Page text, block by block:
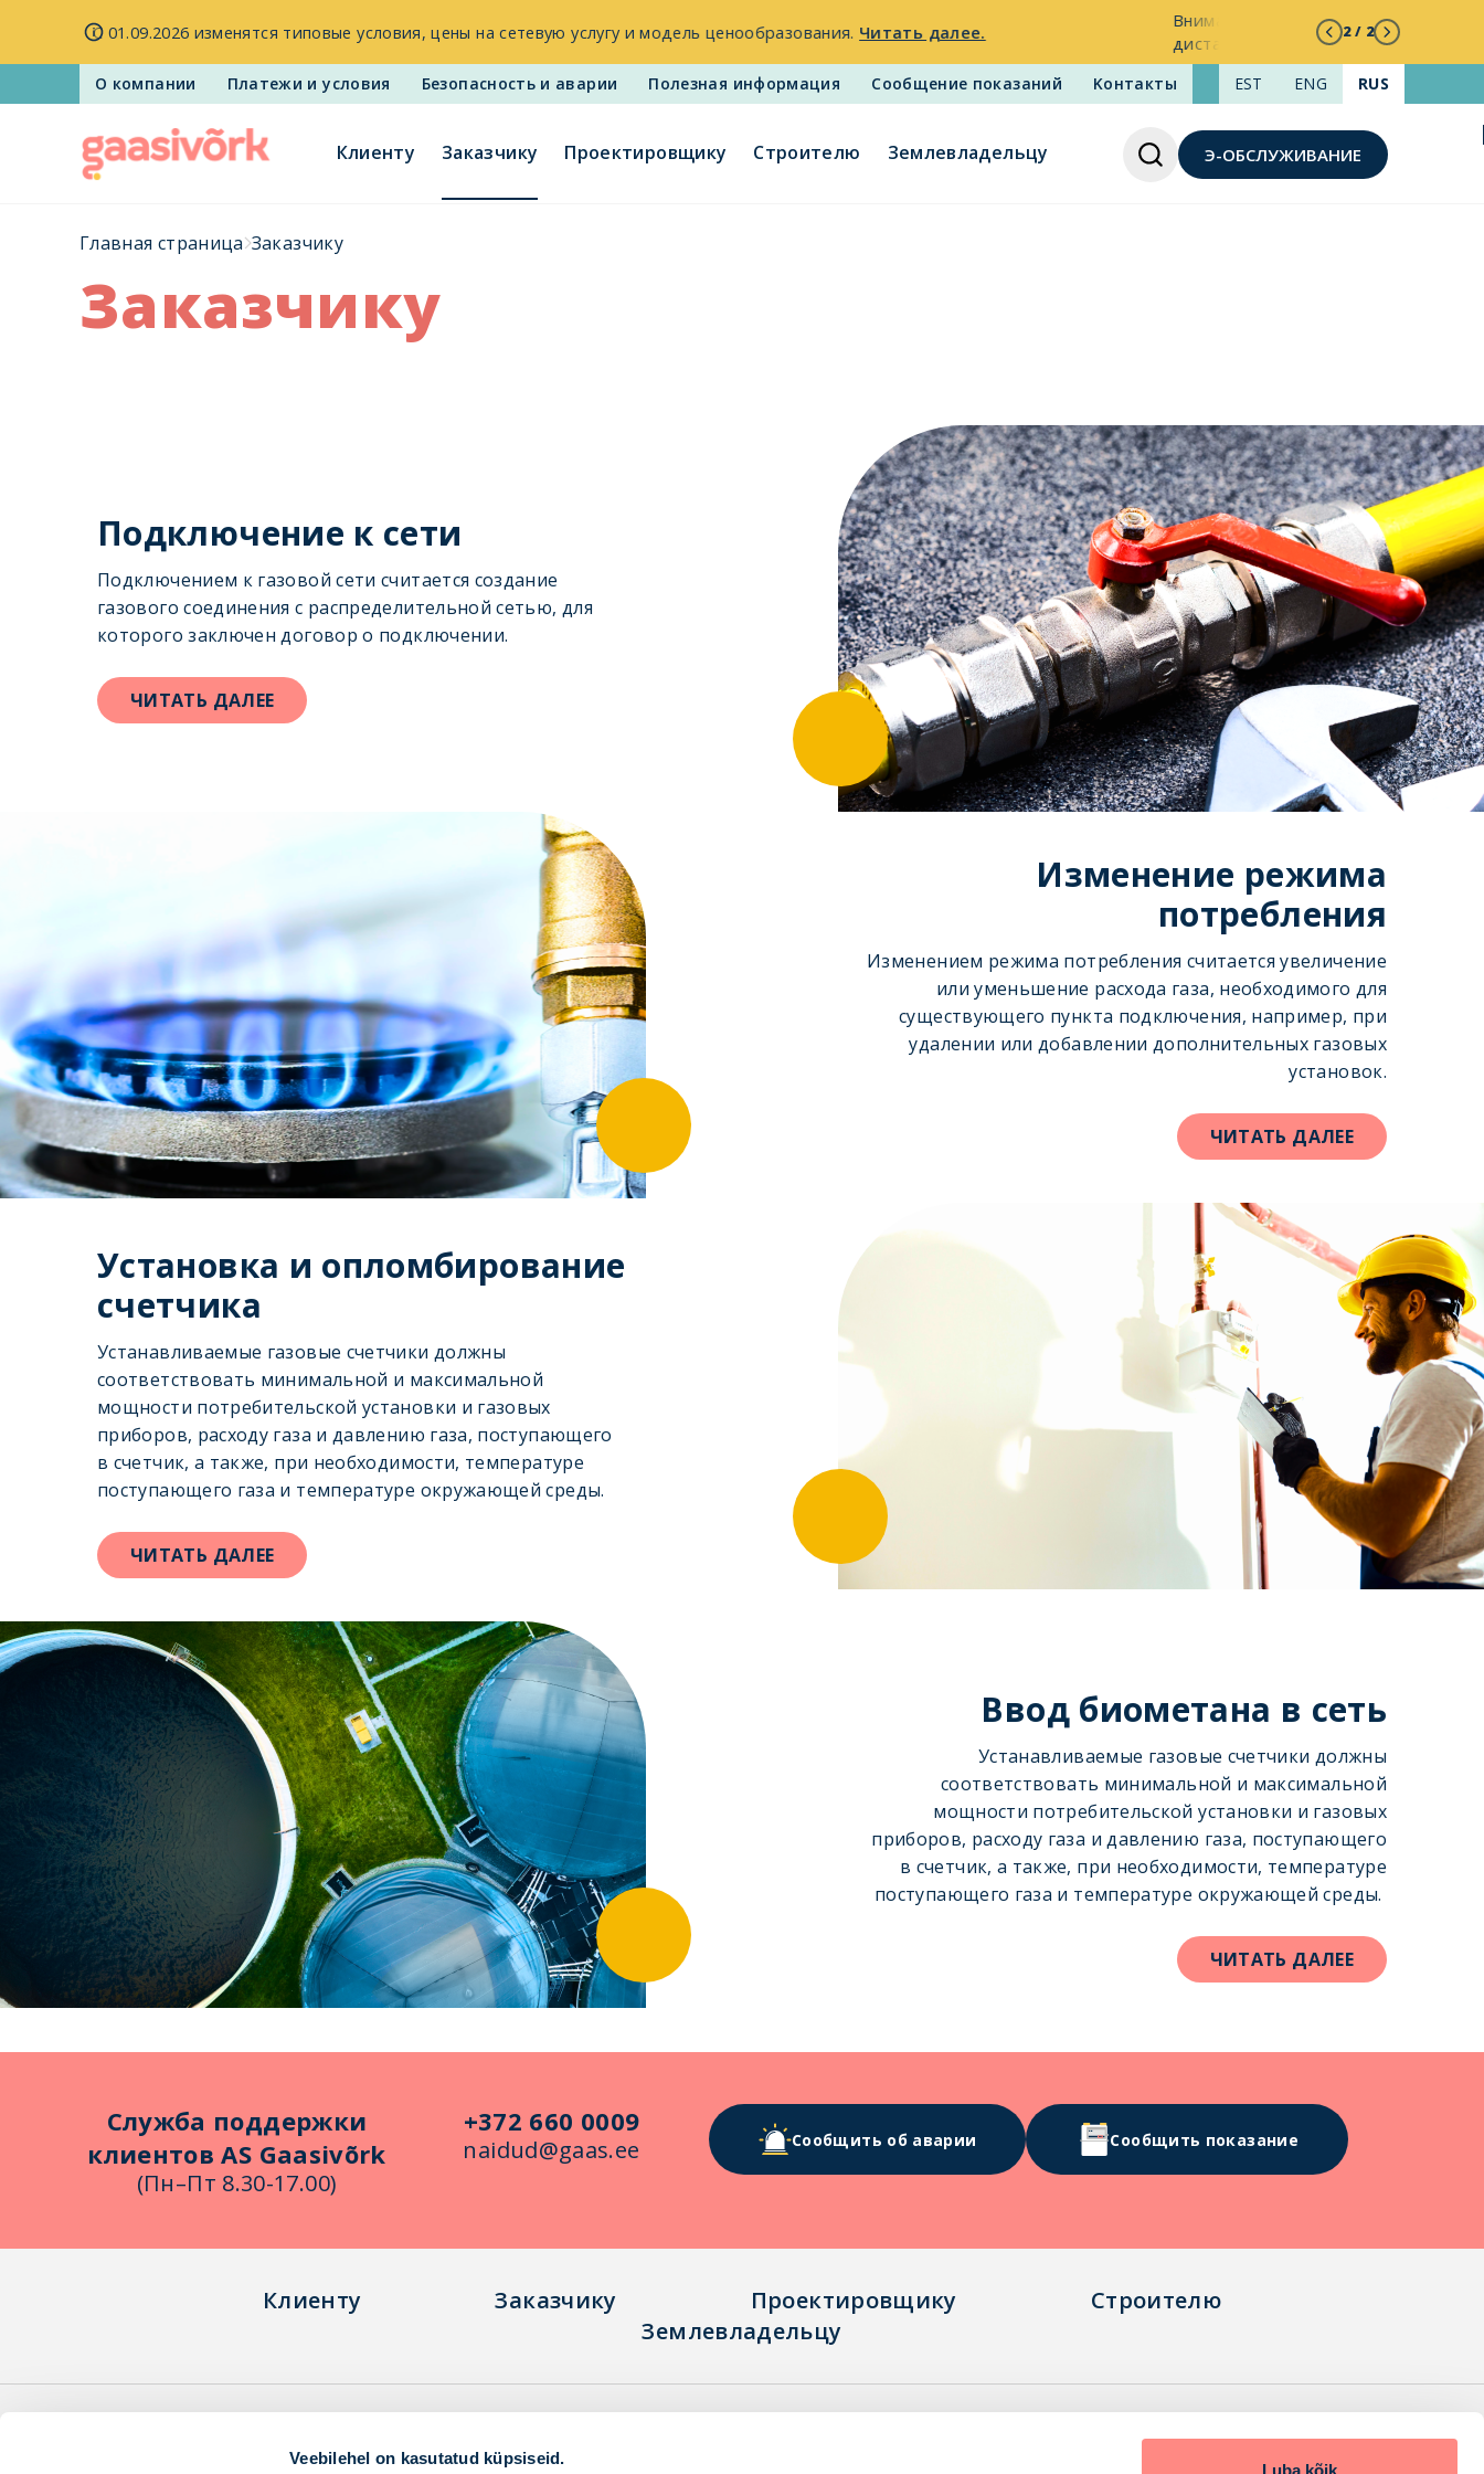
Veebilehel on kasutatud küpsiseid.
Luba kõik
Внимание! Gaasivõrk осуществляет замену дистанционно считываемых газовых счётчиков на счётчики нового поколения с
дистанционным считыванием. Более подробная информация доступна здесь.
2 / 2
О компании Платежи и условия Безопасность и аварии Полезная информация Сообщение показаний Kонтакты EST ENG RUS
Клиентy Заказчикy Проектировщикy Строителю Землевладельцу Э-ОБСЛУЖИВАНИЕ
Главная страница Заказчикy
Заказчикy
Подключение к сети
Подключением к газовой сети считается создание
газового соединения с распределительной сетью, для
которого заключен договор о подключении.
ЧИТАТЬ ДАЛЕЕ
Изменение режима
потребления
Изменением режима потребления считается увеличение
или уменьшение расхода газа, необходимого для
существующего пункта подключения, например, при
удалении или добавлении дополнительных газовых
установок.
ЧИТАТЬ ДАЛЕЕ
Установка и опломбирование
счетчика
Устанавливаемые газовые счетчики должны
соответствовать минимальной и максимальной
мощности потребительской установки и газовых
приборов, расходу газа и давлению газа, поступающего
в счетчик, а также, при необходимости, температуре
поступающего газа и температуре окружающей среды.
ЧИТАТЬ ДАЛЕЕ
Ввод биометана в сеть
Устанавливаемые газовые счетчики должны
соответствовать минимальной и максимальной
мощности потребительской установки и газовых
приборов, расходу газа и давлению газа, поступающего
в счетчик, а также, при необходимости, температуре
поступающего газа и температуре окружающей среды.
ЧИТАТЬ ДАЛЕЕ
Служба поддержки
клиентов AS Gaasivõrk
(Пн–Пт 8.30-17.00)
+372 660 0009
naidud@gaas.ee Сообщить об аварии Сообщить показание
Клиентy Заказчикy Проектировщикy
Строителю
Землевладельцу